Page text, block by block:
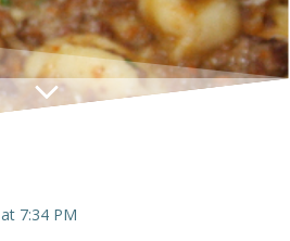
at 7:34 PM